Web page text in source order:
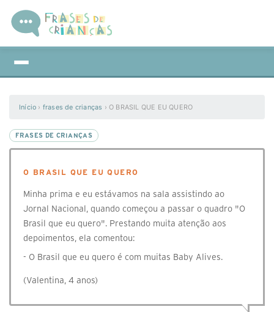
Início › frases de crianças ›O BRASIL QUE EU QUERO
FRASES DE CRIANÇAS
O BRASIL QUE EU QUERO
Minha prima e eu estávamos na sala assistindo ao
Jornal Nacional, quando começou a passar o quadro "O
Brasil que eu quero". Prestando muita atenção aos
depoimentos, ela comentou:
- O Brasil que eu quero é com muitas Baby Alives.
(Valentina, 4 anos)